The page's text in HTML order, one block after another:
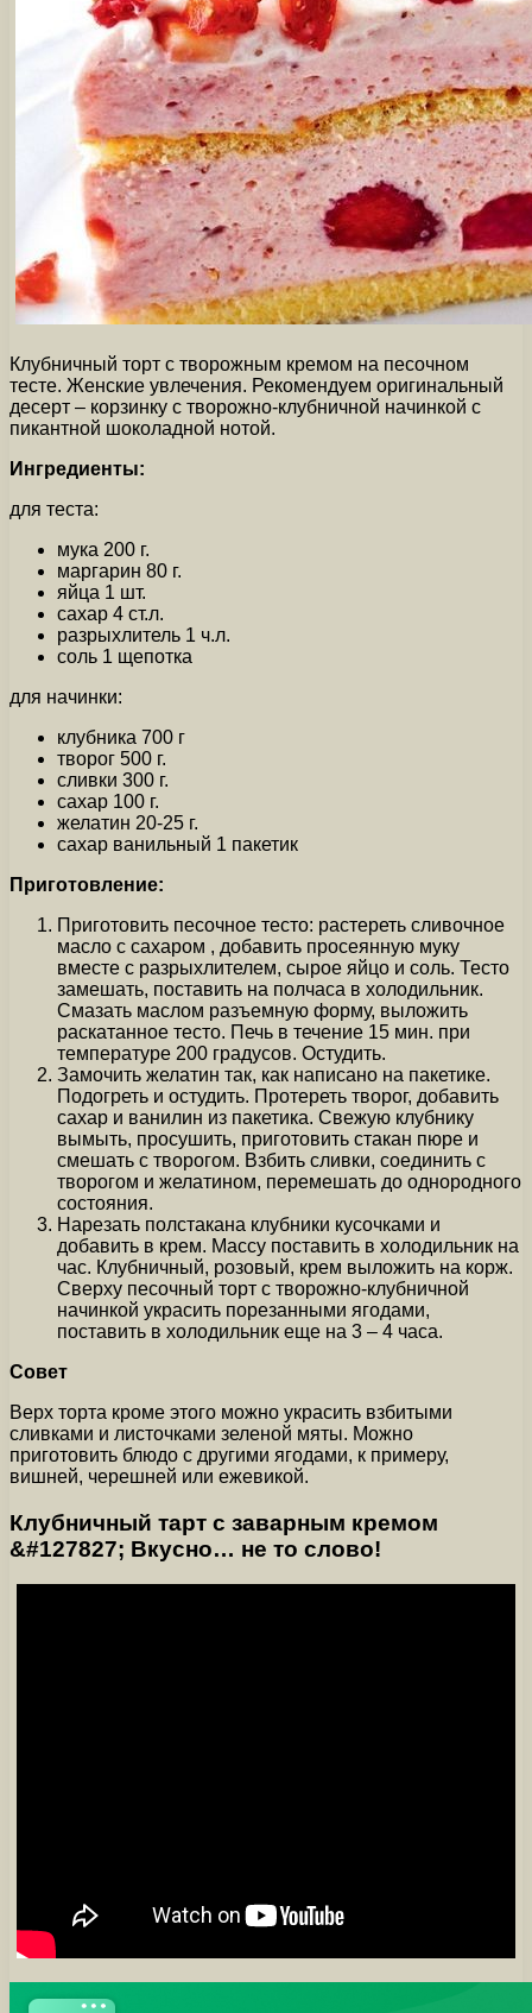
Клубничный торт с творожным кремом на песочном
тесте. Женские увлечения. Рекомендуем оригинальный
десерт – корзинку с творожно-клубничной начинкой с
пикантной шоколадной нотой.
Ингредиенты:
для теста:
мука 200 г.
маргарин 80 г.
яйца 1 шт.
сахар 4 ст.л.
разрыхлитель 1 ч.л.
соль 1 щепотка
для начинки:
клубника 700 г
творог 500 г.
сливки 300 г.
сахар 100 г.
желатин 20-25 г.
сахар ванильный 1 пакетик
Приготовление:
Приготовить песочное тесто: растереть сливочное
масло с сахаром , добавить просеянную муку
вместе с разрыхлителем, сырое яйцо и соль. Тесто
замешать, поставить на полчаса в холодильник.
Смазать маслом разъемную форму, выложить
раскатанное тесто. Печь в течение 15 мин. при
температуре 200 градусов. Остудить.
Замочить желатин так, как написано на пакетике.
Подогреть и остудить. Протереть творог, добавить
сахар и ванилин из пакетика. Свежую клубнику
вымыть, просушить, приготовить стакан пюре и
смешать с творогом. Взбить сливки, соединить с
творогом и желатином, перемешать до однородного
состояния.
Нарезать полстакана клубники кусочками и
добавить в крем. Массу поставить в холодильник на
час. Клубничный, розовый, крем выложить на корж.
Сверху песочный торт с творожно-клубничной
начинкой украсить порезанными ягодами,
поставить в холодильник еще на 3 – 4 часа.
Совет
Верх торта кроме этого можно украсить взбитыми
сливками и листочками зеленой мяты. Можно
приготовить блюдо с другими ягодами, к примеру,
вишней, черешней или ежевикой.
Клубничный тарт с заварным кремом
&#127827; Вкусно… не то слово!